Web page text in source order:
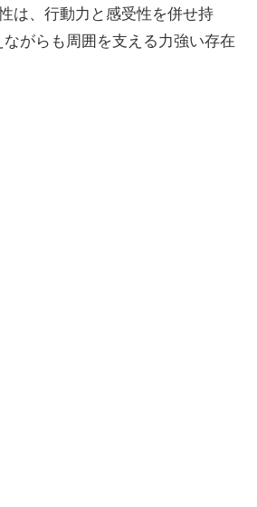
は、行動力と感受性を併せ持
がらも周囲を支える力強い存在